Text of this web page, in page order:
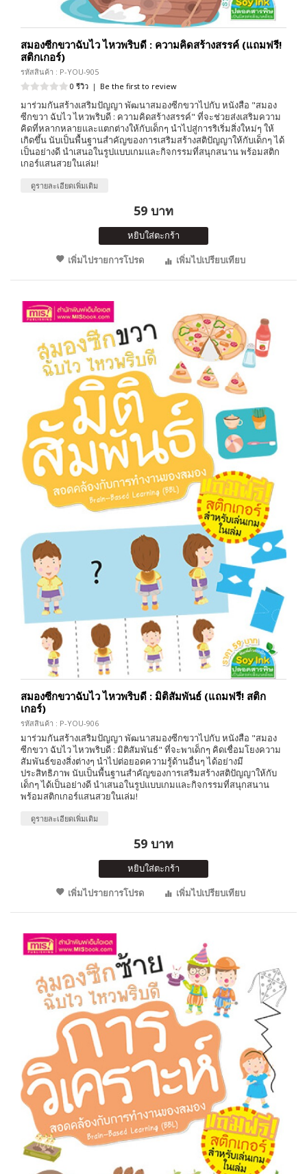
สมองซีกขวาฉับไว ไหวพริบดี : ความคิดสร้างสรรค์ (แถมฟรี!
สติกเกอร์)
รหัสสินค้า : P-YOU-905
0 รีวิว | Be the first to review
มาร่วมกันสร้างเสริมปัญญา พัฒนาสมองซีกขวาไปกับ หนังสือ "สมอง
ซีกขวา ฉับไว ไหวพริบดี : ความคิดสร้างสรรค์" ที่จะช่วยส่งเสริมความ
คิดที่หลากหลายและแตกต่างให้กับเด็กๆ นำไปสู่การริเริ่มสิ่งใหม่ๆ ให้
เกิดขึ้น นับเป็นพื้นฐานสำคัญของการเสริมสร้างสติปัญญาให้กับเด็กๆ ได้
เป็นอย่างดี นำเสนอในรูปแบบเกมและกิจกรรมที่สนุกสนาน พร้อมสติก
เกอร์แสนสวยในเล่ม!
ดูรายละเอียดเพิ่มเติม
59 บาท
หยิบใส่ตะกร้า
เพิ่มไปรายการโปรด
เพิ่มไปเปรียบเทียบ
สมองซีกขวาฉับไว ไหวพริบดี : มิติสัมพันธ์ (แถมฟรี! สติก
เกอร์)
รหัสสินค้า : P-YOU-906
มาร่วมกันสร้างเสริมปัญญา พัฒนาสมองซีกขวาไปกับ หนังสือ "สมอง
ซีกขวา ฉับไว ไหวพริบดี : มิติสัมพันธ์" ที่จะพาเด็กๆ คิดเชื่อมโยงความ
สัมพันธ์ของสิ่งต่างๆ นำไปต่อยอดความรู้ด้านอื่นๆ ได้อย่างมี
ประสิทธิภาพ นับเป็นพื้นฐานสำคัญของการเสริมสร้างสติปัญญาให้กับ
เด็กๆ ได้เป็นอย่างดี นำเสนอในรูปแบบเกมและกิจกรรมที่สนุกสนาน
พร้อมสติกเกอร์แสนสวยในเล่ม!
ดูรายละเอียดเพิ่มเติม
59 บาท
หยิบใส่ตะกร้า
เพิ่มไปรายการโปรด
เพิ่มไปเปรียบเทียบ